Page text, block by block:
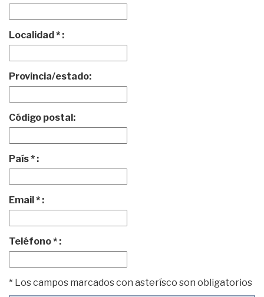
Localidad * :
Provincia/estado:
Código postal:
País * :
Email * :
Teléfono * :
* Los campos marcados con asterísco son obligatorios